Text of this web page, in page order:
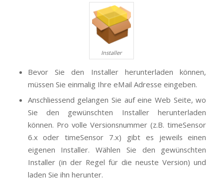
Installer
Bevor Sie den Installer herunterladen können,
müssen Sie einmalig Ihre eMail Adresse eingeben.
Anschliessend gelangen Sie auf eine Web Seite, wo
Sie den gewünschten Installer herunterladen
können. Pro volle Versionsnummer (z.B. timeSensor
6.x oder timeSensor 7.x) gibt es jeweils einen
eigenen Installer. Wählen Sie den gewünschten
Installer (in der Regel für die neuste Version) und
laden Sie ihn herunter.